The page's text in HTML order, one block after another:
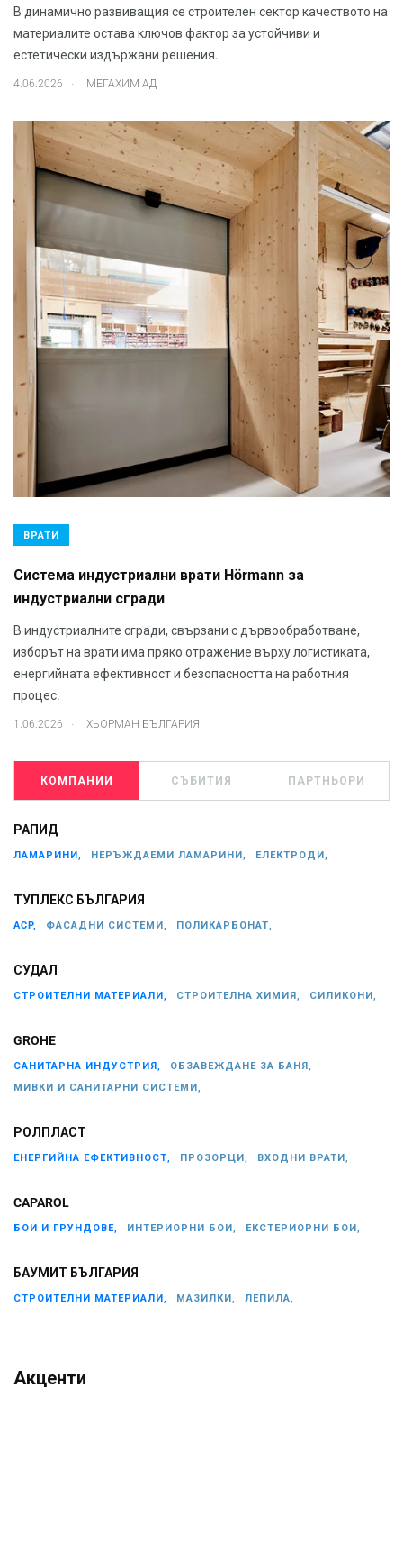
В динамично развиващия се строителен сектор качеството на
материалите остава ключов фактор за устойчиви и
естетически издържани решения.
4.06.2026 . МЕГАХИМ АД
ВРАТИ
Система индустриални врати Hörmann за
индустриални сгради
В индустриалните сгради, свързани с дървообработване,
изборът на врати има пряко отражение върху логистиката,
енергийната ефективност и безопасността на работния
процес.
1.06.2026 . ХЬОРМАН БЪЛГАРИЯ
КОМПАНИИ СЪБИТИЯ ПАРТНЬОРИ
РАПИД
ЛАМАРИНИ, НЕРЪЖДАЕМИ ЛАМАРИНИ, ЕЛЕКТРОДИ,
ТУПЛЕКС БЪЛГАРИЯ
ACP, ФАСАДНИ СИСТЕМИ, ПОЛИКАРБОНАТ,
СУДАЛ
СТРОИТЕЛНИ МАТЕРИАЛИ, СТРОИТЕЛНА ХИМИЯ, СИЛИКОНИ,
GROHE
САНИТАРНА ИНДУСТРИЯ,
ОБЗАВЕЖДАНЕ ЗА БАНЯ,
МИВКИ И САНИТАРНИ СИСТЕМИ,
РОЛПЛАСТ
ЕНЕРГИЙНА ЕФЕКТИВНОСТ, ПРОЗОРЦИ, ВХОДНИ ВРАТИ,
CAPAROL
БОИ И ГРУНДОВЕ, ИНТЕРИОРНИ БОИ, ЕКСТЕРИОРНИ БОИ,
БАУМИТ БЪЛГАРИЯ
СТРОИТЕЛНИ МАТЕРИАЛИ, МАЗИЛКИ, ЛЕПИЛА,
Акценти